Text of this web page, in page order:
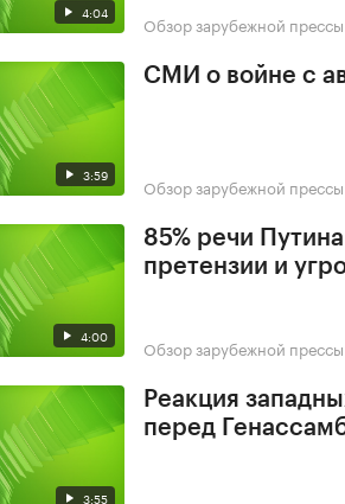
4:04 Обзор зарубежной прессы
3:59
СМИ о войне с
Обзор зарубежной прессы
4:00
85% речи
претензии и
Обзор зарубежной прессы
3:55
Реакция
перед